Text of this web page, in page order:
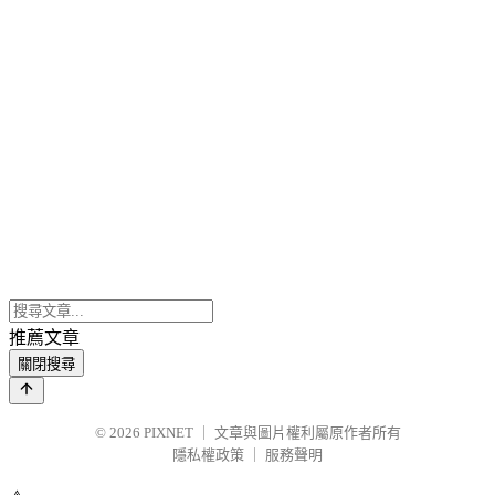
推薦文章
關閉搜尋
© 2026 PIXNET
文章與圖片權利屬原作者所有
隱私權政策
服務聲明